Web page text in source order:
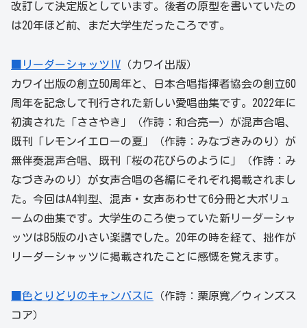
改訂して決定版としています。後者の原型を書いていたの
は20年ほど前、まだ大学生だったころです。
■リーダーシャッツIV （カワイ出版）
カワイ出版の創立50周年と、日本合唱指揮者協会の創立60
周年を記念して刊行された新しい愛唱曲集です。2022年に
初演された「ささやき」（作詩：和合亮一）が混声合唱、
既刊「レモンイエローの夏」（作詩：みなづきみのり）が
無伴奏混声合唱、既刊「桜の花びらのように」（作詩：み
なづきみのり）が女声合唱の各編にそれぞれ掲載されまし
た。今回はA4判型、混声・女声あわせて6分冊と大ボリュ
ームの曲集です。大学生のころ使っていた新リーダーシャ
ッツはB5版の小さい楽譜でした。20年の時を経て、拙作が
リーダーシャッツに掲載されたことに感慨を覚えます。
■色とりどりのキャンバスに （作詩：栗原寛／ウィンズス
コア）